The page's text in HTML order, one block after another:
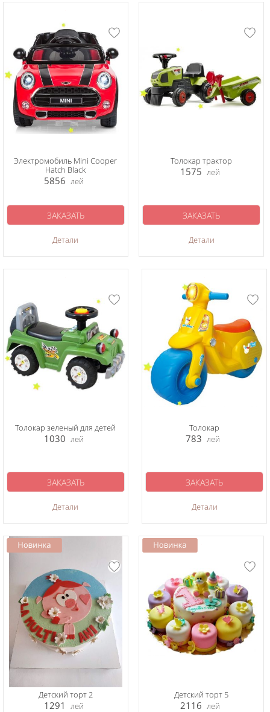
Электромобиль Mini Cooper
Hatch Black
5856 лей
Детали
ЗАКАЗАТЬ
Толокар трактор
1575 лей
Детали
ЗАКАЗАТЬ
Толокар зеленый для детей
1030 лей
Детали
ЗАКАЗАТЬ
Толокар
783 лей
Детали
ЗАКАЗАТЬ
Детский торт 2
1291 лей
Детский торт 5
2116 лей